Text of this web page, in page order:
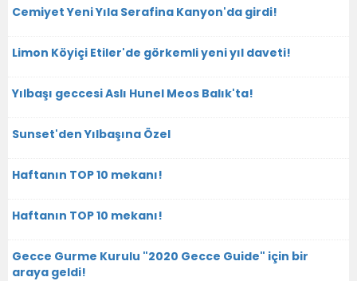
Cemiyet Yeni Yıla Serafina Kanyon'da girdi!
Limon Köyiçi Etiler'de görkemli yeni yıl daveti!
Yılbaşı geccesi Aslı Hunel Meos Balık'ta!
Sunset'den Yılbaşına Özel
Haftanın TOP 10 mekanı!
Haftanın TOP 10 mekanı!
Gecce Gurme Kurulu "2020 Gecce Guide" için bir
araya geldi!